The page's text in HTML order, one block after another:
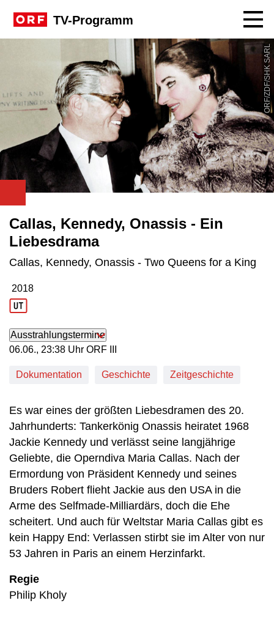
TV-Programm
ORF/ZDF/SHK SARL
Callas, Kennedy, Onassis - Ein
Liebesdrama
Callas, Kennedy, Onassis - Two Queens for a King
Produktionsjahr: 2018
2018
Ausstrahlungstermine
06. Juni, 23:38 Uhr in ORF III
06.06., 23:38 Uhr ORF III
Dokumentation Geschichte Zeitgeschichte
Es war eines der größten Liebesdramen des 20.
Jahrhunderts: Tankerkönig Onassis heiratet 1968
Jackie Kennedy und verlässt seine langjährige
Geliebte, die Operndiva Maria Callas. Nach der
Ermordung von Präsident Kennedy und seines
Bruders Robert flieht Jackie aus den USA in die
Arme des Selfmade-Milliardärs, doch die Ehe
scheitert. Und auch für Weltstar Maria Callas gibt es
kein Happy End: Verlassen stirbt sie im Alter von nur
53 Jahren in Paris an einem Herzinfarkt.
Regie
Philip Kholy